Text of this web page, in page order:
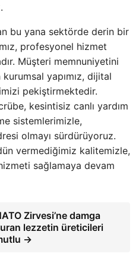
bu yana sektörde derin bir
profesyonel hizmet
Müşteri memnuniyetini
yapımız, dijital
pekiştirmektedir.
kesintisiz canlı yardım
sistemlerimizle,
olmayı sürdürüyoruz.
vermediğimiz kalitemizle,
sağlamaya devam
Zirvesi’ne damga
lezzetin üreticileri
→